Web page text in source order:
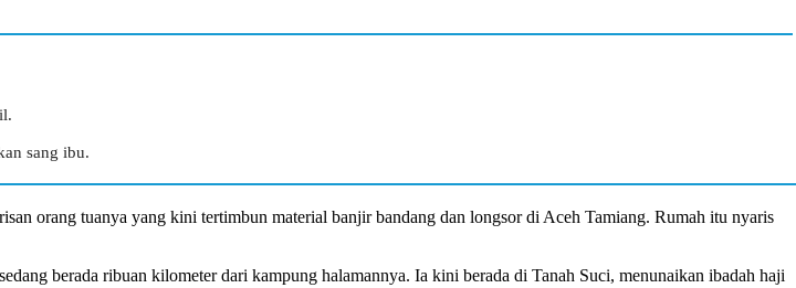
sang ibu.
orang tuanya yang kini tertimbun material banjir bandang dan longsor diAceh Tamiang. Rumah itu nyaris
berada ribuan kilometer dari kampung halamannya. Ia kini berada di Tanah Suci, menunaikan ibadah haji